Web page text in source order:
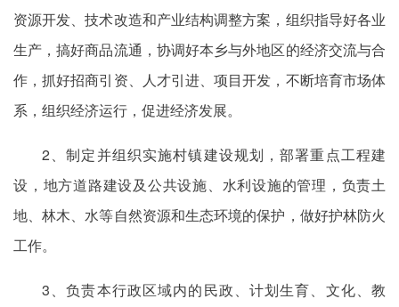
资源开发、技术改造和产业结构调整方案，组织指导好各业
生产，搞好商品流通，协调好本乡与外地区的经济交流与合
作，抓好招商引资、人才引进、项目开发，不断培育市场体
系，组织经济运行，促进经济发展。
2、制定并组织实施村镇建设规划，部署重点工程建
设，地方道路建设及公共设施、水利设施的管理，负责土
地、林木、水等自然资源和生态环境的保护，做好护林防火
工作。
3、负责本行政区域内的民政、计划生育、文化、教